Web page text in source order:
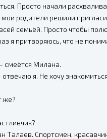
Просто начали
мои родители решили
семьёй. Просто чтобы
я притворяюсь, что не
смеётся Милана.
я. Не хочу
же?
Талаев. Спортсмен,